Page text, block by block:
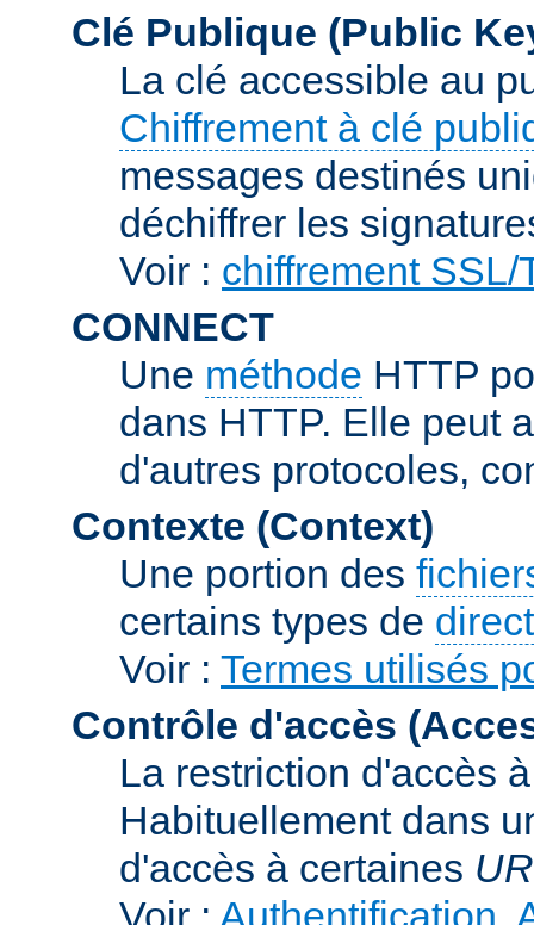
Clé Publique (Public
La clé accessible au
Chiffrement à clé
messages destinés
déchiffrer les
Voir : chiffrement SSL/
CONNECT
Une méthode HTTP
dans HTTP. Elle peut
d'autres protocoles,
Contexte (Context)
Une portion des
certains types de
Voir : Termes utilisés
Contrôle d'accès
La restriction d'accès
Habituellement dans
d'accès à certaines
Voir : Authentification,